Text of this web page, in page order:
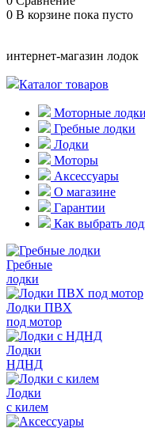
0 В корзине пока пусто
интернет-магазин лодок
Каталог товаров
Моторные лодки
Гребные лодки
Лодки
Моторы
Аксессуары
О магазине
Гарантии
Как выбрать
Гребные
лодки
Лодки ПВХ
под мотор
Лодки
НДНД
Лодки
с килем